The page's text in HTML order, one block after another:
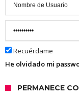
Recuérdame
He olvidado mi
PERMANECE